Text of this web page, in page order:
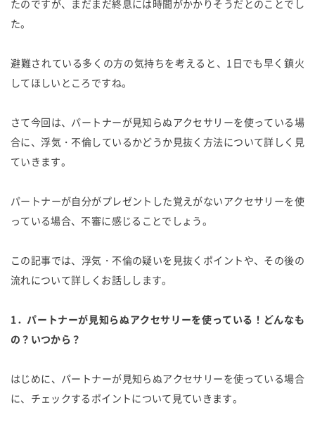
たのですが、まだまだ終息には時間がかかりそうだとのことでし
た。
避難されている多くの方の気持ちを考えると、1日でも早く鎮火
してほしいところですね。
さて今回は、パートナーが見知らぬアクセサリーを使っている場
合に、浮気・不倫しているかどうか見抜く方法について詳しく見
ていきます。
パートナーが自分がプレゼントした覚えがないアクセサリーを使
っている場合、不審に感じることでしょう。
この記事では、浮気・不倫の疑いを見抜くポイントや、その後の
流れについて詳しくお話しします。
1．パートナーが見知らぬアクセサリーを使っている！どんなも
の？いつから？
はじめに、パートナーが見知らぬアクセサリーを使っている場合
に、チェックするポイントについて見ていきます。